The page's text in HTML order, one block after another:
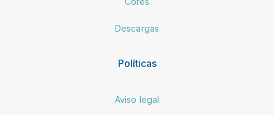
Descargas
Políticas
Aviso legal